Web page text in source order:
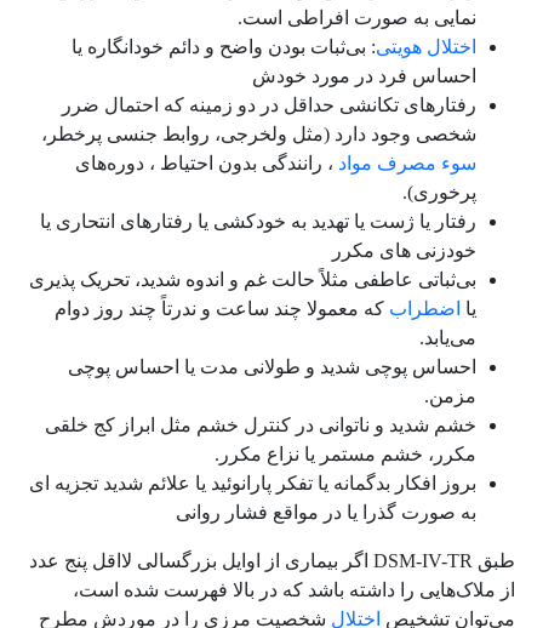
نمایی به صورت افراطی است.
اختلال هویتی: بی‌ثبات بودن واضح و دائم خودانگاره یا
احساس فرد در مورد خودش
رفتارهای تکانشی حداقل در دو زمینه که احتمال ضرر
شخصی وجود دارد (مثل ولخرجی، روابط جنسی پرخطر،
سوء مصرف مواد ، رانندگی بدون احتیاط ، دوره‌های
پرخوری).
رفتار یا ژست یا تهدید به خودکشی یا رفتارهای انتحاری یا
خودزنی های مکرر
بی‌ثباتی عاطفی مثلاً حالت غم و اندوه شدید، تحریک پذیری
یا اضطراب که معمولا چند ساعت و ندرتاً چند روز دوام
می‌یابد.
احساس پوچی شدید و طولانی مدت یا احساس پوچی
مزمن.
خشم شدید و ناتوانی در کنترل خشم مثل ابراز کج خلقی
مکرر، خشم مستمر یا نزاع مکرر.
بروز افکار بدگمانه یا تفکر پارانوئید یا علائم شدید تجزیه ای
به صورت گذرا یا در مواقع فشار روانی
طبق DSM-IV-TR اگر بیماری از اوایل بزرگسالی لااقل پنج عدد
از ملاک‌هایی را داشته باشد که در بالا فهرست شده است،
می‌توان تشخیص اختلال شخصیت مرزی را در موردش مطرح